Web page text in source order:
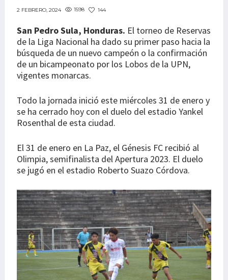
2 FEBRERO, 2024 1598 144
San Pedro Sula, Honduras. El torneo de Reservas
de la Liga Nacional ha dado su primer paso hacia la
búsqueda de un nuevo campeón o la confirmación
de un bicampeonato por los Lobos de la UPN,
vigentes monarcas.
Todo la jornada inició este miércoles 31 de enero y
se ha cerrado hoy con el duelo del estadio Yankel
Rosenthal de esta ciudad.
El 31 de enero en La Paz, el Génesis FC recibió al
Olimpia, semifinalista del Apertura 2023. El duelo
se jugó en el estadio Roberto Suazo Córdova.